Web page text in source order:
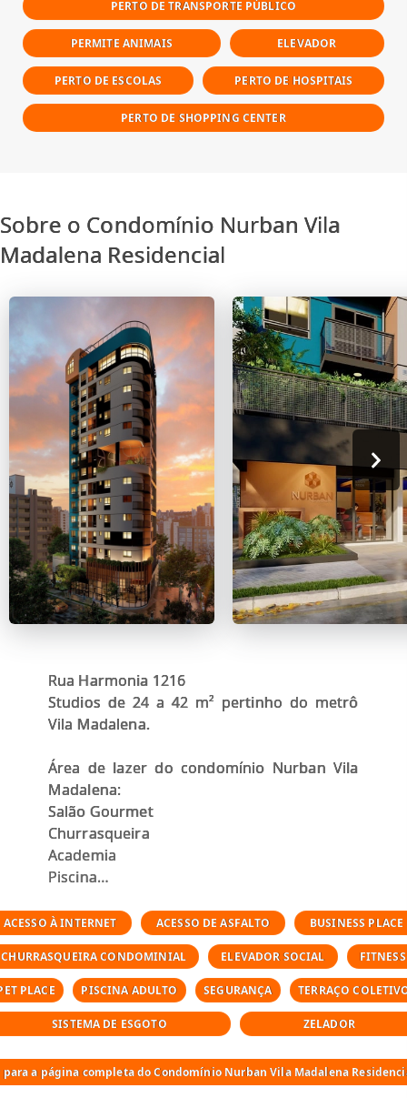
PERTO DE TRANSPORTE PÚBLICO
PERMITE ANIMAIS ELEVADOR
PERTO DE ESCOLAS PERTO DE HOSPITAIS
PERTO DE SHOPPING CENTER
Sobre o Condomínio Nurban Vila
Madalena Residencial
Rua Harmonia 1216
Studios de 24 a 42 m² pertinho do metrô
Vila Madalena.
Área de lazer do condomínio Nurban Vila
Madalena:
Salão Gourmet
Churrasqueira
Academia
Piscina
Espaço para Yoga
Boteco
Pet Care e Pet Place
Coworking
Delivery Room
Bike ZOne
ACESSO À INTERNET ACESSO DE ASFALTO BUSINESS PLACE
CHURRASQUEIRA CONDOMINIAL ELEVADOR SOCIAL FITNESS
PLACE PISCINA ADULTO SEGURANÇA TERRAÇO
SISTEMA DE ESGOTO ZELADOR
a página completa do Condomínio Nurban Vila Madalena